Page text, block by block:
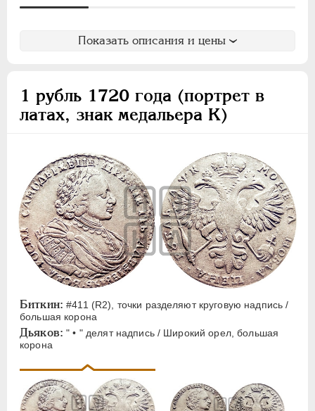
Показать описания и цены
1 рубль 1720 года (портрет в
латах, знак медальера К)
Биткин: #411 (R2), точки разделяют круговую надпись /
большая корона
Дьяков: " • " делят надпись / Широкий орел, большая
корона